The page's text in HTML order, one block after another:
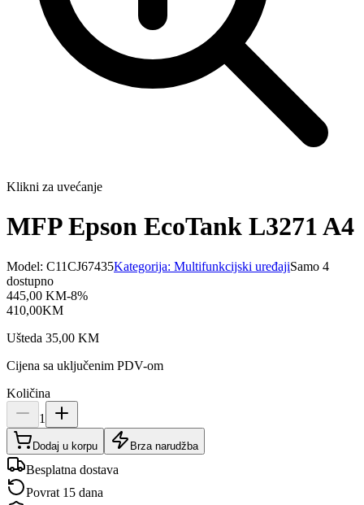
Klikni za uvećanje
MFP Epson EcoTank L3271 A4
Model: C11CJ67435Kategorija: Multifunkcijski uređajiSamo 4
dostupno
445,00 KM-8%
410,00KM
Ušteda 35,00 KM
Cijena sa uključenim PDV-om
Količina
1
Dodaj u korpu Brza narudžba
Besplatna dostava
Povrat 15 dana